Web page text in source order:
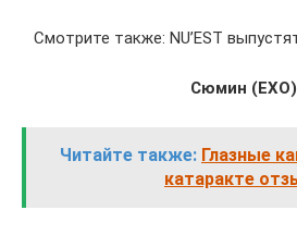
Смотрите также: NU’EST
Сюмин (EXO)
Читайте также: Глазные
катаракте